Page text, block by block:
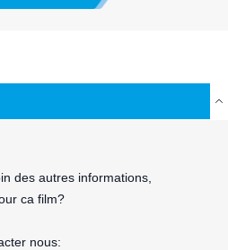
des autres informations,
ca film?
nous: